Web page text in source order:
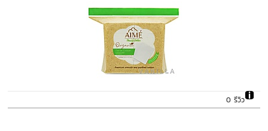
0 รีวิว